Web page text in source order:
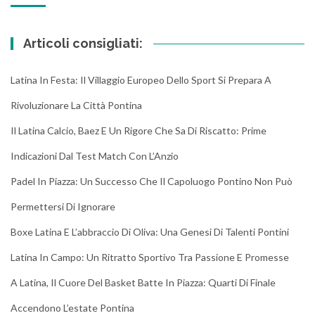
Articoli consigliati:
Latina In Festa: Il Villaggio Europeo Dello Sport Si Prepara A
Rivoluzionare La Città Pontina
Il Latina Calcio, Baez E Un Rigore Che Sa Di Riscatto: Prime
Indicazioni Dal Test Match Con L’Anzio
Padel In Piazza: Un Successo Che Il Capoluogo Pontino Non Può
Permettersi Di Ignorare
Boxe Latina E L’abbraccio Di Oliva: Una Genesi Di Talenti Pontini
Latina In Campo: Un Ritratto Sportivo Tra Passione E Promesse
A Latina, Il Cuore Del Basket Batte In Piazza: Quarti Di Finale
Accendono L’estate Pontina